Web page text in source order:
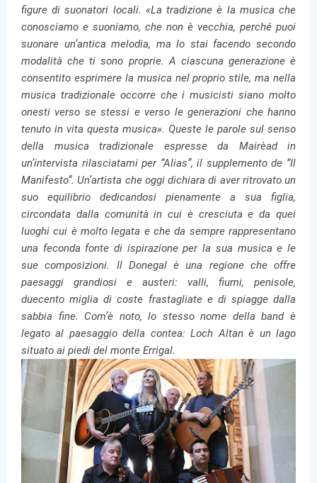
figure di suonatori locali. «La tradizione è la musica che
conosciamo e suoniamo, che non è vecchia, perché puoi
suonare un’antica melodia, ma lo stai facendo secondo
modalità che ti sono proprie. A ciascuna generazione è
consentito esprimere la musica nel proprio stile, ma nella
musica tradizionale occorre che i musicisti siano molto
onesti verso se stessi e verso le generazioni che hanno
tenuto in vita questa musica». Queste le parole sul senso
della musica tradizionale espresse da Mairèad in
un’intervista rilasciatami per “Alias”, il supplemento de “Il
Manifesto”. Un’artista che oggi dichiara di aver ritrovato un
suo equilibrio dedicandosi pienamente a sua figlia,
circondata dalla comunità in cui è cresciuta e da quei
luoghi cui è molto legata e che da sempre rappresentano
una feconda fonte di ispirazione per la sua musica e le
sue composizioni. Il Donegal è una regione che offre
paesaggi grandiosi e austeri: valli, fiumi, penisole,
duecento miglia di coste frastagliate e di spiagge dalla
sabbia fine. Com’è noto, lo stesso nome della band è
legato al paesaggio della contea: Loch Altan è un lago
situato ai piedi del monte Errigal.